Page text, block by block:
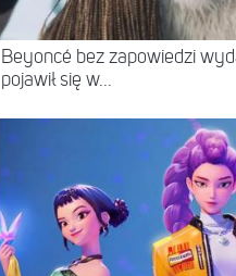
Beyoncé bez zapowiedzi
pojawił się w...